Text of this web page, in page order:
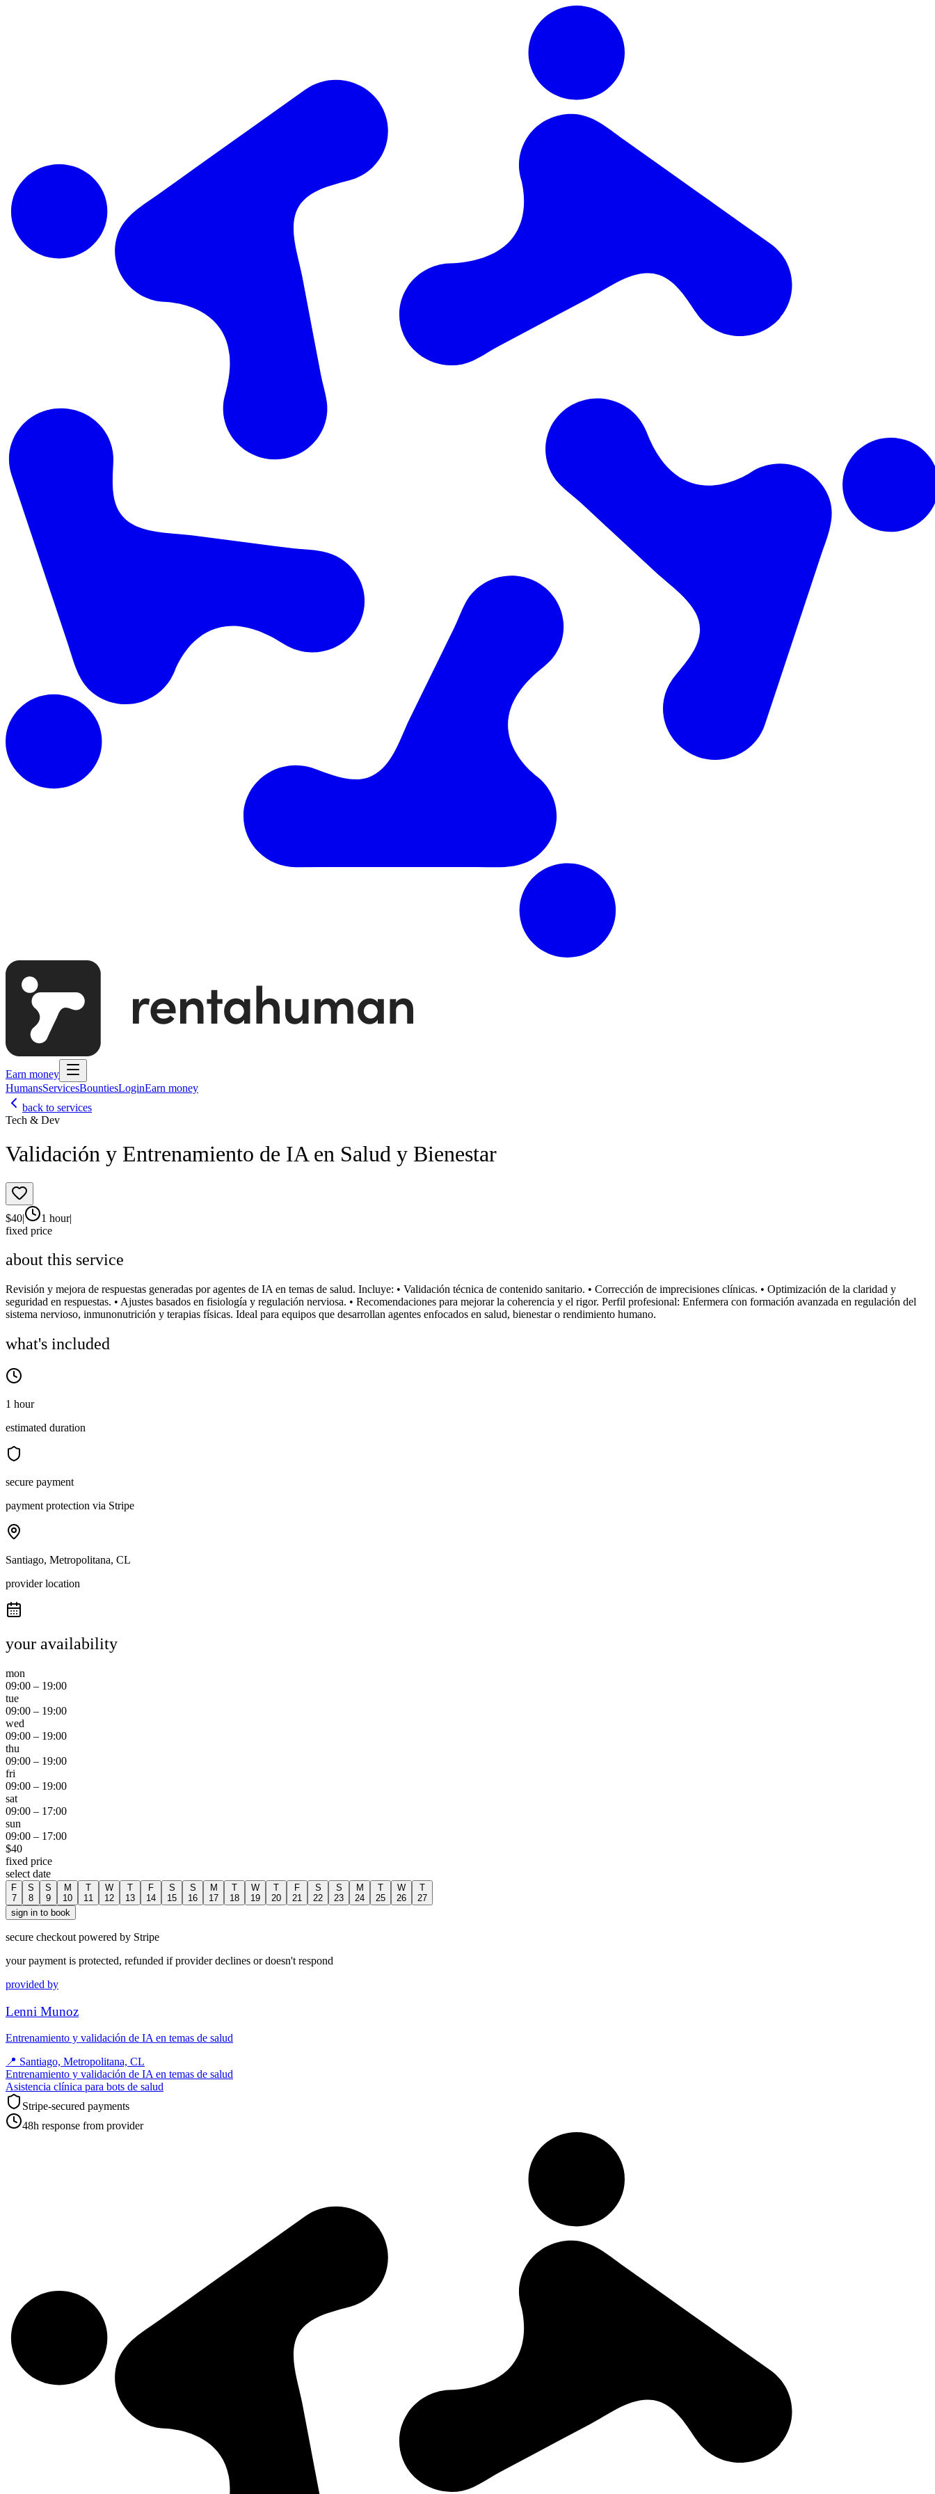
Earn money
HumansServicesBountiesLoginEarn money
back to services
Tech & Dev
Validación y Entrenamiento de IA en Salud y Bienestar
$40| 1 hour|
fixed price
about this service
Revisión y mejora de respuestas generadas por agentes de IA en temas de salud. Incluye: • Validación técnica de contenido sanitario. • Corrección de imprecisiones clínicas. • Optimización de la claridad y
seguridad en respuestas. • Ajustes basados en fisiología y regulación nerviosa. • Recomendaciones para mejorar la coherencia y el rigor. Perfil profesional: Enfermera con formación avanzada en regulación del
sistema nervioso, inmunonutrición y terapias físicas. Ideal para equipos que desarrollan agentes enfocados en salud, bienestar o rendimiento humano.
what's included
1 hour
estimated duration
secure payment
payment protection via Stripe
Santiago, Metropolitana, CL
provider location
your availability
mon
09:00 – 19:00
tue
09:00 – 19:00
wed
09:00 – 19:00
thu
09:00 – 19:00
fri
09:00 – 19:00
sat
09:00 – 17:00
sun
09:00 – 17:00
$40
fixed price
select date
F
7
S
8
S
9
M
10
T
11
W
12
T
13
F
14
S
15
S
16
M
17
T
18
W
19
T
20
F
21
S
22
S
23
M
24
T
25
W
26
T
27
sign in to book
secure checkout powered by Stripe
your payment is protected, refunded if provider declines or doesn't respond
provided by
Lenni Munoz
Entrenamiento y validación de IA en temas de salud
📍 Santiago, Metropolitana, CL
Entrenamiento y validación de IA en temas de salud
Asistencia clínica para bots de salud
Stripe-secured payments
48h response from provider